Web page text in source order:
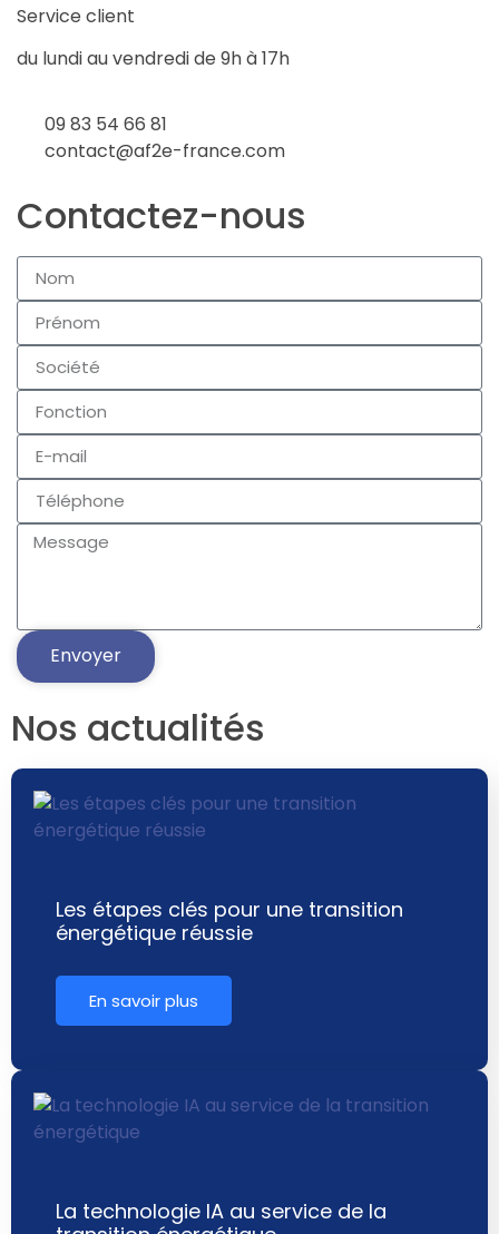
Service client
du lundi au vendredi de 9h à 17h
09 83 54 66 81
contact@af2e-france.com
Contactez-nous
Envoyer
Nos actualités
Les étapes clés pour une transition
énergétique réussie
En savoir plus
La technologie IA au service de la